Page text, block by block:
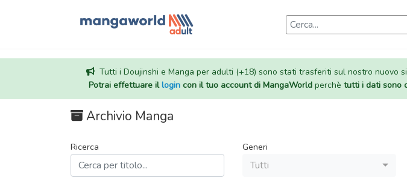
Tutti i Doujinshi e Manga per adulti (+18) sono stati trasferiti sul nostro nuovo
Potrai effettuare illogincon il tuo account di MangaWorldperchè tutti i dati sono
Archivio Manga
Ricerca Generi
Tutti